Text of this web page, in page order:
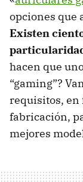
opciones que
Existen
hacen que
“gaming”?
requisitos, en
fabricación,
mejores